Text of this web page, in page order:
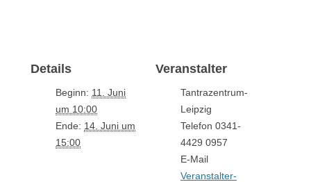
Details
Beginn: 11. Juni
um 10:00
Ende: 14. Juni um
15:00
Veranstalter
Tantrazentrum-
Leipzig
Telefon 0341-
4429 0957
E-Mail
Veranstalter-